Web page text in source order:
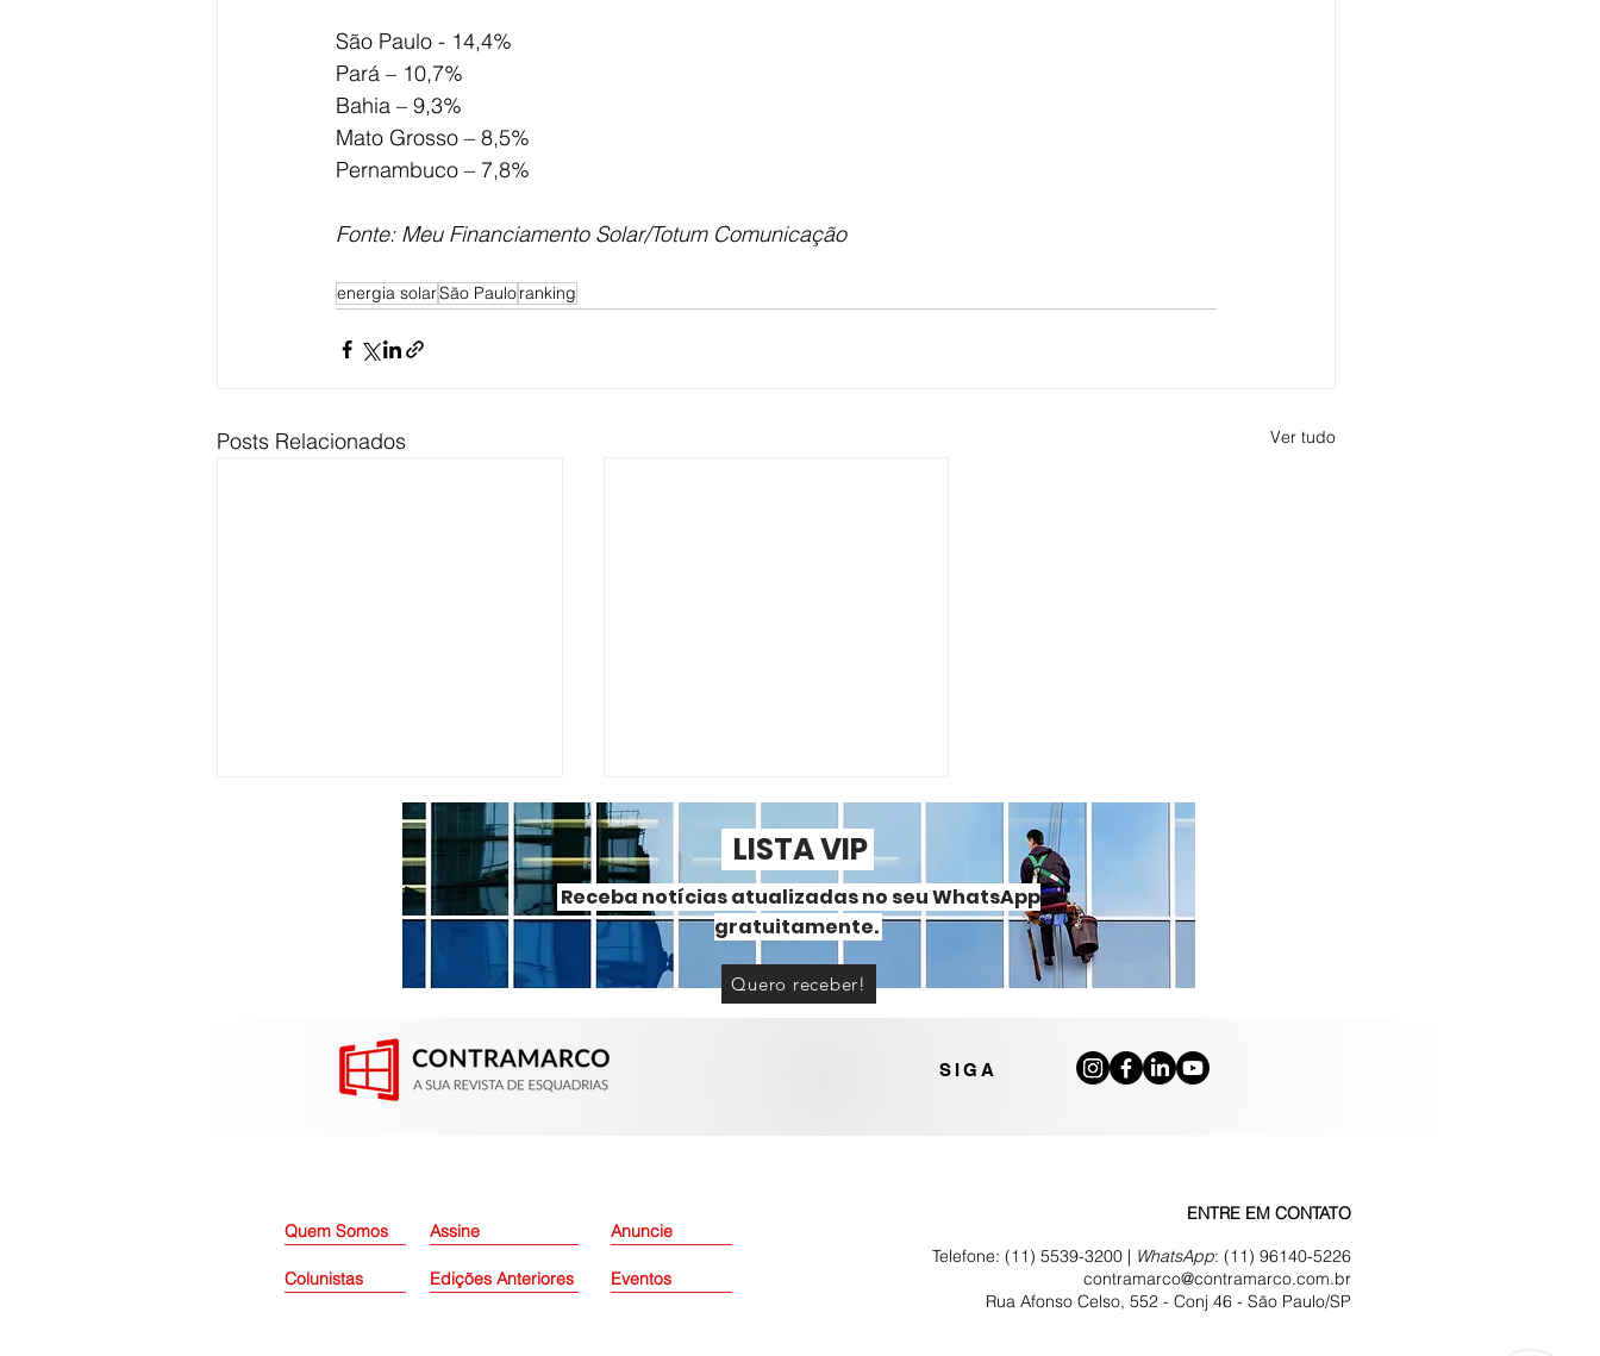
São Paulo - 14,4%
Pará – 10,7%
Bahia – 9,3%
Mato Grosso – 8,5%
Pernambuco – 7,8%
Fonte: Meu Financiamento Solar/Totum Comunicação
energia solarSão Pauloranking
Posts Relacionados Ver tudo
Construsul em Porto Alegre
Portas e janelas de alumínio
LISTA VIP
Receba notícias atualizadas no seu WhatsApp
gratuitamente.
Quero receber!
SIGA
Quem Somos Assine
Colunistas Edições Anteriores
Anuncie
Eventos
ENTRE EM CONTATO
Telefone: (11) 5539-3200 | WhatsApp: (11) 96140-5226
contramarco@contramarco.com.br
Rua Afonso Celso, 552 - Conj 46 - São Paulo/SP